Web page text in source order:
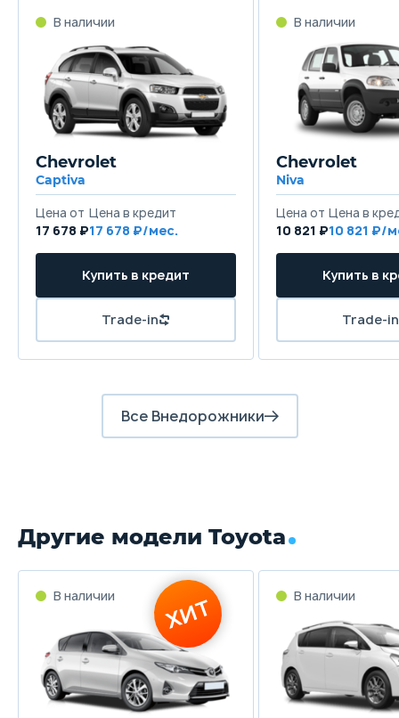
Привод
Передний
Передняя подвеска
Независимая - McPherson
Независимая - многорычажная
Передние тормоза
Дисковые вентилируемые
Задние тормоза
В наличии
Chevrolet
Captiva
Цена от
17 678 ₽
Цена в кредит
17 678 ₽/мес.
Купить в кредит
Trade-in
В наличии
Chevrolet
Niva
Цена от
10 821 ₽
Цена в
10 821 ₽/
Купить в
Trade-in
Все Внедорожники
Другие модели Toyota
В наличии ХИТ В наличии